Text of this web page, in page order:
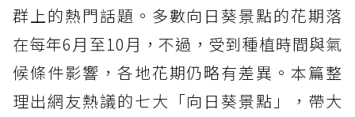
群上的熱門話題。多數向日葵景點的花期落
在每年6月至10月，不過，受到種植時間與氣
候條件影響，各地花期仍略有差異。本篇整
理出網友熱議的七大「向日葵景點」，帶大